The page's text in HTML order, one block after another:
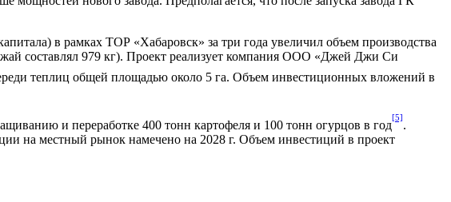
в рамках ТОР «Хабаровск» за три года увеличил объем производства
составлял 979 кг). Проект реализует компания ООО «Джей Джи Си
теплиц общей площадью около 5 га. Объем инвестиционных вложений в
и переработке 400 тонн картофеля и 100 тонн огурцов в год
[5]
.
на местный рынок намечено на 2028 г. Объем инвестиций в проект